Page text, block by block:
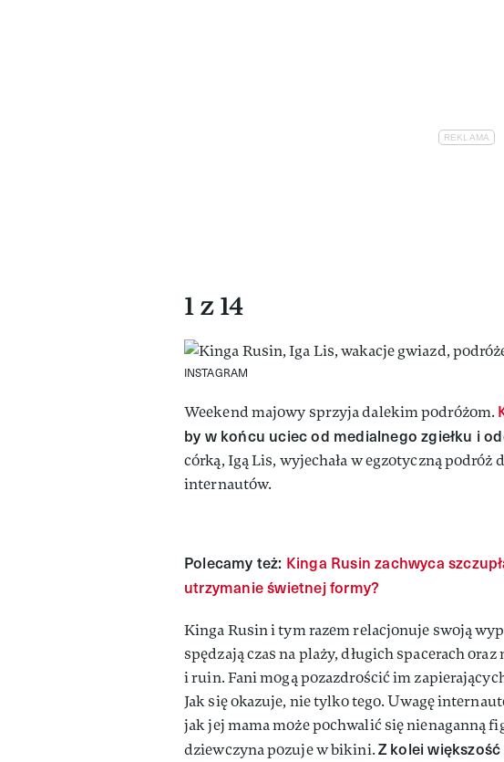
1 z 14
INSTAGRAM
Weekend majowy sprzyja dalekim podróżom.
by w końcu uciec od medialnego zgiełku i
córką, Igą Lis, wyjechała w egzotyczną podróż
internautów.
Polecamy też: Kinga Rusin zachwyca
utrzymanie świetnej formy?
Kinga Rusin i tym razem relacjonuje swoją
spędzają czas na plaży, długich spacerach
i ruin. Fani mogą pozazdrościć im
Jak się okazuje, nie tylko tego. Uwagę
jak jej mama może pochwalić się nienaganną
dziewczyna pozuje w bikini.Z kolei